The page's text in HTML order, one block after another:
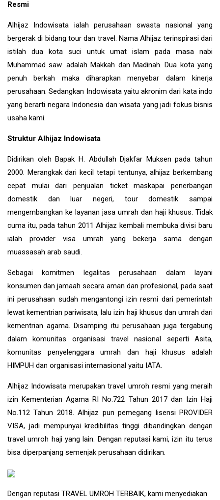
Resmi
Alhijaz Indowisata ialah perusahaan swasta nasional yang
bergerak di bidang tour dan travel. Nama Alhijaz terinspirasi dari
istilah dua kota suci untuk umat islam pada masa nabi
Muhammad saw. adalah Makkah dan Madinah. Dua kota yang
penuh berkah maka diharapkan menyebar dalam kinerja
perusahaan. Sedangkan Indowisata yaitu akronim dari kata indo
yang berarti negara Indonesia dan wisata yang jadi fokus bisnis
usaha kami.
Struktur Alhijaz Indowisata
Didirikan oleh Bapak H. Abdullah Djakfar Muksen pada tahun
2000. Merangkak dari kecil tetapi tentunya, alhijaz berkembang
cepat mulai dari penjualan ticket maskapai penerbangan
domestik dan luar negeri, tour domestik sampai
mengembangkan ke layanan jasa umrah dan haji khusus. Tidak
cuma itu, pada tahun 2011 Alhijaz kembali membuka divisi baru
ialah provider visa umrah yang bekerja sama dengan
muassasah arab saudi.
Sebagai komitmen legalitas perusahaan dalam layani
konsumen dan jamaah secara aman dan profesional, pada saat
ini perusahaan sudah mengantongi izin resmi dari pemerintah
lewat kementrian pariwisata, lalu izin haji khusus dan umrah dari
kementrian agama. Disamping itu perusahaan juga tergabung
dalam komunitas organisasi travel nasional seperti Asita,
komunitas penyelenggara umrah dan haji khusus adalah
HIMPUH dan organisasi internasional yaitu IATA.
Alhijaz Indowisata merupakantravel umroh resmi yang meraih
izin Kementerian Agama RI No.722 Tahun 2017 dan Izin Haji
No.112 Tahun 2018. Alhijaz pun pemegang lisensi PROVIDER
VISA, jadi mempunyai kredibilitas tinggi dibandingkan dengan
travel umroh haji yang lain. Dengan reputasi kami, izin itu terus
bisa diperpanjang semenjak perusahaan didirikan.
Dengan reputasi TRAVEL UMROH TERBAIK, kami menyediakan